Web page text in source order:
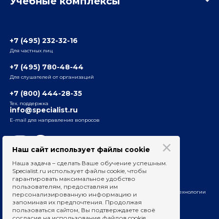
Радио
ул. Радио, д.24, корпус 1, 2-й подъезд, 2-й этаж
ул. Воронцовская, д. 35Б, корп.2, 5-й этаж
Бауманский
ул. Бауманская, д. 6, стр. 2, бизнес-центр «Виктория
+7 (495) 232-32-16
Для частных лиц
+7 (495) 780-48-44
Для слушателей от организаций
+7 (800) 444-28-35
Тех. поддержка
info@specialist.ru
E-mail для направления вопросов
Сведения об образовательных организациях
Вакансии для преподавателей
На информационном ресурсе применяются рекомендательные технологии
Наш сайт использует файлы cookie
Наша задача – сделать Ваше обучение успешным.
Specialist.ru использует файлы cookie, чтобы
гарантировать максимальное удобство
пользователям, предоставляя им
персонализированную информацию и
запоминая их предпочтения. Продолжая
пользоваться сайтом, Вы подтверждаете своё